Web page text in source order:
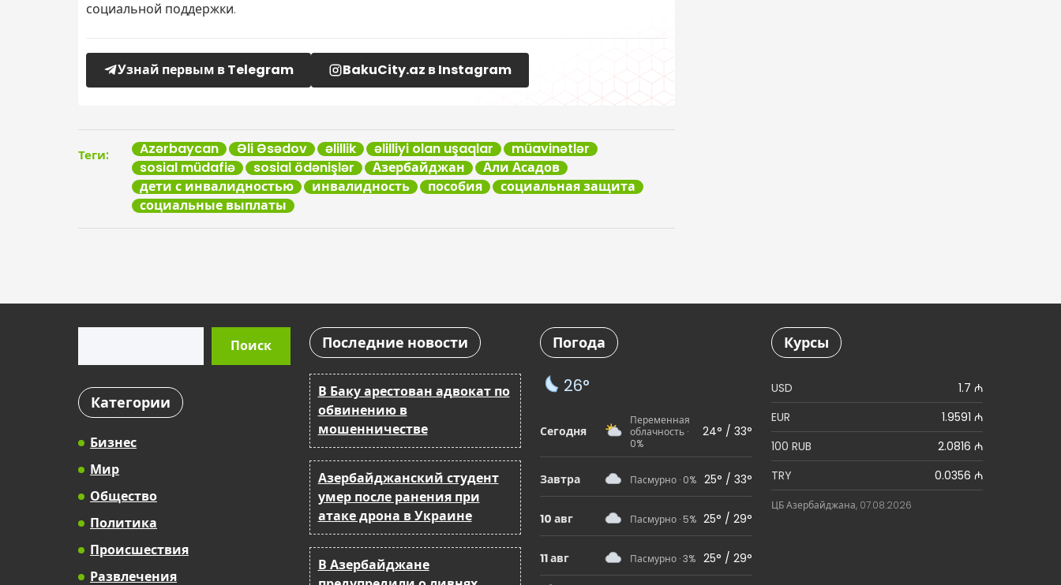
социальной поддержки.
Узнай первым в Telegram BakuCity.az в Instagram
Теги: Azərbaycan Əli Əsədov əlillik əlilliyi olan uşaqlar
müavinətlər
sosial müdafiə
sosial ödənişlər Азербайджан
Али Асадов
дети с инвалидностью
инвалидность пособия
социальная защита
социальные выплаты
Поиск
Категории
Бизнес
Мир
Общество
Политика
Происшествия
Развлечения
Последние новости
В Баку арестован адвокат по
обвинению в
мошенничестве
Азербайджанский студент
умер после ранения при
атаке дрона в Украине
В Азербайджане
Погода
26°
Сегодня
Переменная
облачность ·
0%
24° / 33°
Завтра Пасмурно · 0% 25° / 33°
10 авг Пасмурно · 5% 25° / 29°
11 авг Пасмурно · 3% 25° / 29°
Курсы
USD
1.7 ₼
EUR
1.9591 ₼
100 RUB
2.0816 ₼
TRY
0.0356 ₼
ЦБ Азербайджана, 07.08.2026